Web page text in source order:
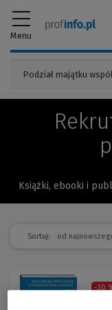
Menu
Książki, ebooki i
Sortuj:
-30